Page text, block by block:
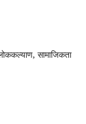
सामाजिकता